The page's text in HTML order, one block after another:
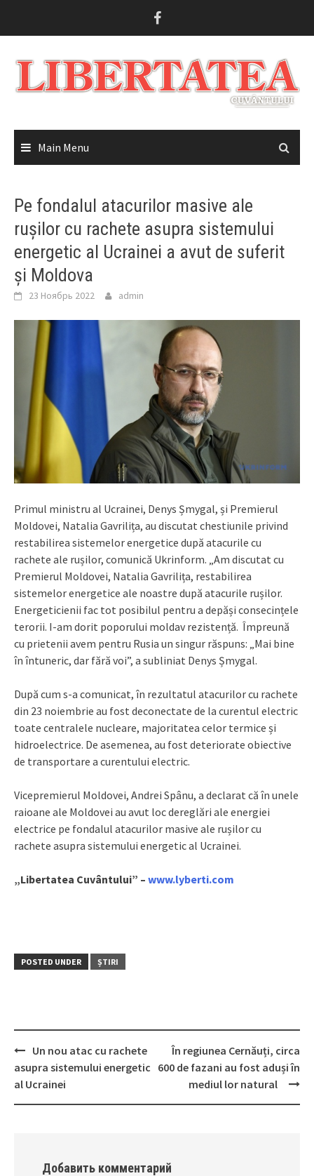
Main Menu
Pe fondalul atacurilor masive ale
rușilor cu rachete asupra sistemului
energetic al Ucrainei a avut de suferit
și Moldova
23 Ноябрь 2022 admin
Primul ministru al Ucrainei, Denys Șmygal, și Premierul
Moldovei, Natalia Gavrilița, au discutat chestiunile privind
restabilirea sistemelor energetice după atacurile cu
rachete ale rușilor, comunică Ukrinform. „Am discutat cu
Premierul Moldovei, Natalia Gavrilița, restabilirea
sistemelor energetice ale noastre după atacurile rușilor.
Energeticienii fac tot posibilul pentru a depăși consecințele
terorii. I-am dorit poporului moldav rezistență. Împreună
cu prietenii avem pentru Rusia un singur răspuns: „Mai bine
în întuneric, dar fără voi”, a subliniat Denys Șmygal.
După cum s-a comunicat, în rezultatul atacurilor cu rachete
din 23 noiembrie au fost deconectate de la curentul electric
toate centralele nucleare, majoritatea celor termice și
hidroelectrice. De asemenea, au fost deteriorate obiective
de transportare a curentului electric.
Vicepremierul Moldovei, Andrei Spânu, a declarat că în unele
raioane ale Moldovei au avut loc dereglări ale energiei
electrice pe fondalul atacurilor masive ale rușilor cu
rachete asupra sistemului energetic al Ucrainei.
„Libertatea Cuvântului” – www.lyberti.com
POSTED UNDER ȘTIRI
Post
navigation
Un nou atac cu rachete
asupra sistemului energetic
al Ucrainei
În regiunea Cernăuți, circa
600 de fazani au fost aduși în
mediul lor natural
Добавить комментарий